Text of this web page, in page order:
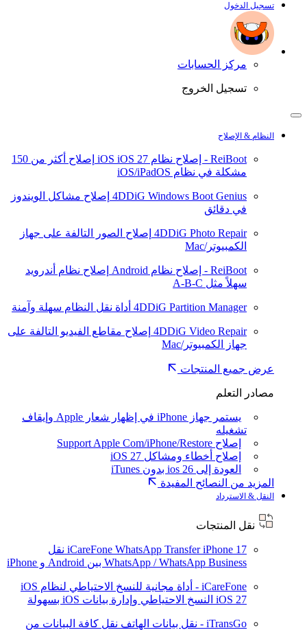
تسجيل الدخول
مركز الحسابات
تسجيل الخروج
النظام & الإصلاح
ReiBoot - إصلاح نظام iOS iOS 27
إصلاح أكثر من 150
مشكلة في نظام iOS/iPadOS
4DDiG Windows Boot Genius إصلاح مشاكل الويندوز
في دقائق
4DDiG Photo Repair إصلاح الصور التالفة على جهاز
الكمبيوتر/Mac
ReiBoot - إصلاح نظام Android
إصلاح نظام أندرويد
سهلاً مثل A-B-C
4DDiG Partition Manager أداة نقل النظام سهلة وآمنة
4DDiG Video Repair إصلاح مقاطع الفيديو التالفة على
جهاز الكمبيوتر/Mac
عرض جميع المنتجات
مصادر التعلم
يستمر جهاز iPhone في إظهار شعار Apple وإيقاف
تشغيله
إصلاح Support Apple Com/iPhone/Restore
إصلاح أخطاء ومشاكل iOS 27
العودة إلى ios 26 بدون iTunes
المزيد من النصائح المفيدة
النقل & الاسترداد
نقل المنتجات
iCareFone WhatsApp TransferiPhone 17
نقل
WhatsApp / WhatsApp Business بين Android و iPhone
iCareFone - أداة مجانية للنسخ الاحتياطي لنظام iOS
iOS 27 النسخ الاحتياطي وإدارة بيانات iOS بسهولة
iTransGo - نقل بيانات الهاتف
نقل كافة البيانات من